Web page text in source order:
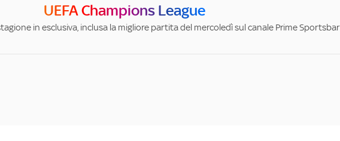
UEFA Champions League
in esclusiva, inclusa la migliore partita del mercoledì sul canale Prime Sportsbar